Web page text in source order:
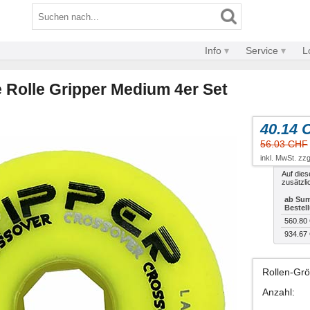
Info Service
Rolle Gripper Medium 4er Set
40.14
56.03 CHF
inkl. MwSt.
Auf
ab
560.80
934.67
Rollen-
Anzahl: